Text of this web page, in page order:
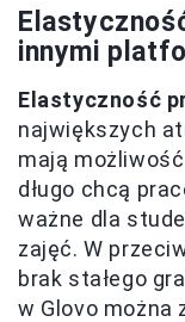
innymi
Elastyczność
największych
mają
długo chcą
ważne dla
zajęć. W
brak stałego
w Glovo można